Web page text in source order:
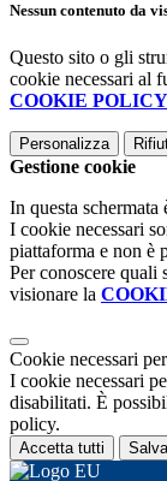
Nessun contenuto da
Questo sito o gli
cookie necessari al
COOKIE POLICY
Personalizza
Gestione cookie
In questa
I cookie necessari
piattaforma e non è
Per conoscere quali
visionare la
Cookie necessari
I cookie necessari
disabilitati. È
policy.
Accetta tutti